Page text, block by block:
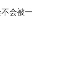
会被一